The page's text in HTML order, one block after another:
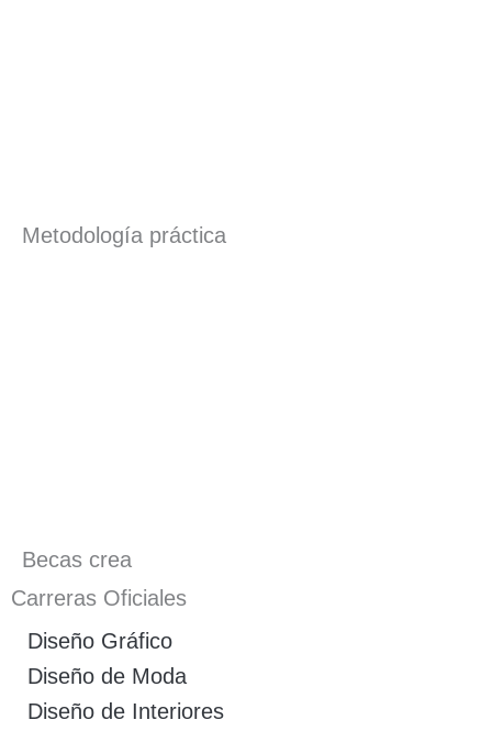
Metodología práctica
Becas crea
Carreras Oficiales
Diseño Gráfico
Diseño de Moda
Diseño de Interiores